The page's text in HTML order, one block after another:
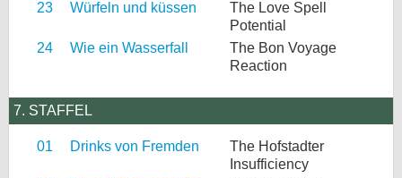
23
Würfeln und küssen
The Love Spell
Potential
24
Wie ein Wasserfall
The Bon Voyage
Reaction
7. STAFFEL
01 Drinks von Fremden
The Hofstadter
Insufficiency